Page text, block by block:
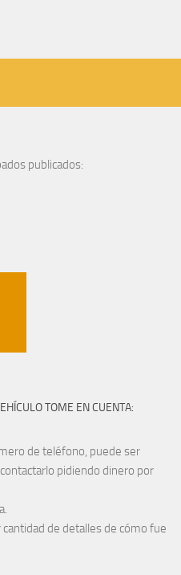
publicados:
TOME EN CUENTA:
de teléfono, puede ser
pidiendo dinero por
de detalles de cómo fue